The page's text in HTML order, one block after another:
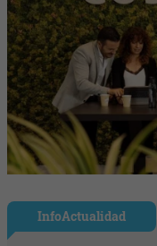
InfoActualidad